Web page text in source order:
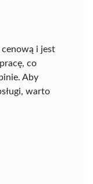
i jest
co
Aby
warto